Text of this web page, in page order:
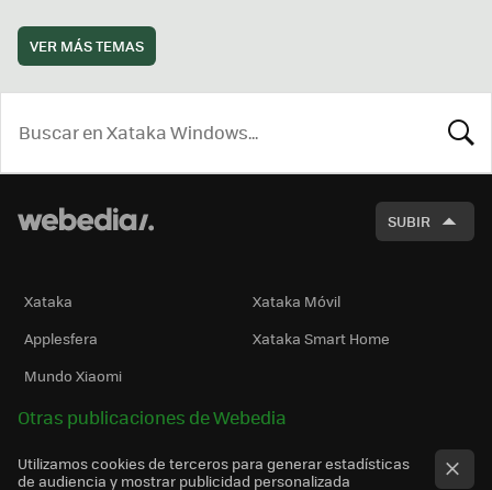
VER MÁS TEMAS
SUBIR
Xataka
Xataka Móvil
Applesfera
Xataka Smart Home
Mundo Xiaomi
Otras publicaciones de Webedia
Utilizamos cookies de terceros para generar estadísticas
de audiencia y mostrar publicidad personalizada